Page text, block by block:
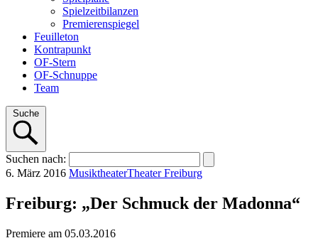
Spielzeitbilanzen
Premierenspiegel
Feuilleton
Kontrapunkt
OF-Stern
OF-Schnuppe
Team
Suche
Suchen nach:
6. März 2016 MusiktheaterTheater Freiburg
Freiburg: „Der Schmuck der Madonna“
Premiere am 05.03.2016